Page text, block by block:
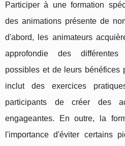
Participer à une formation
des animations présente de
d'abord, les animateurs
approfondie des différentes
possibles et de leurs bénéfices
inclut des exercices
participants de créer des
engageantes. En outre, la
l'importance d'éviter certains